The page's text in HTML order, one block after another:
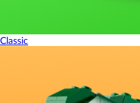
Classic